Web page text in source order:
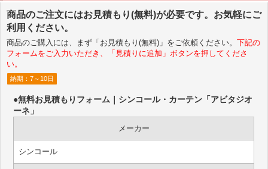
商品のご注文にはお見積もり(無料)が必要です。お気軽にご
利用ください。
商品のご購入には、まず「お見積もり(無料)」をご依頼ください。 下記の
フォームをご入力いただき、「見積りに追加」ボタンを押してくださ
い。
納期：7～10日
●無料お見積もりフォーム｜シンコール・カーテン「アビタジオ
ーネ」
メーカー
シンコール